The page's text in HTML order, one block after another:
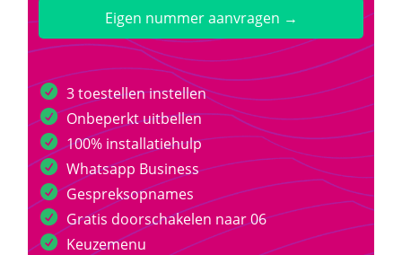
Eigen nummer aanvragen →
3 toestellen instellen
Onbeperkt uitbellen
100% installatiehulp
Whatsapp Business
Gespreksopnames
Gratis doorschakelen naar 06
Keuzemenu